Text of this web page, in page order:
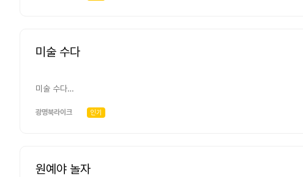
미술 수다
미술 수다
광명북라이크 인기
원예야 놀자